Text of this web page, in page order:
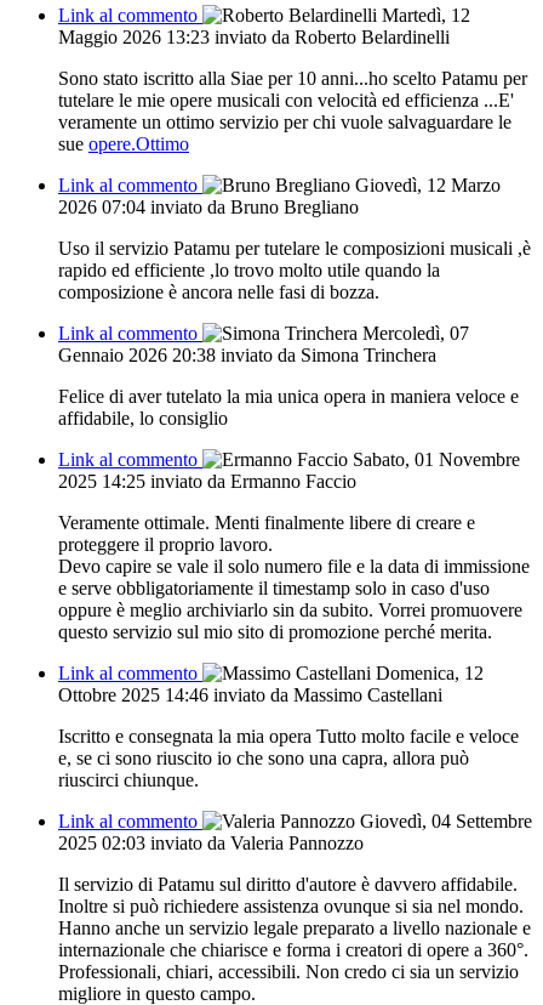
Link al commento
Martedì, 12
Maggio 2026 13:23 inviato da Roberto Belardinelli
Sono stato iscritto alla Siae per 10 anni...ho scelto Patamu per
tutelare le mie opere musicali con velocità ed efficienza ...E'
veramente un ottimo servizio per chi vuole salvaguardare le
sue opere.Ottimo
Link al commento
Giovedì, 12 Marzo
2026 07:04 inviato da Bruno Bregliano
Uso il servizio Patamu per tutelare le composizioni musicali ,è
rapido ed efficiente ,lo trovo molto utile quando la
composizione è ancora nelle fasi di bozza.
Link al commento
Mercoledì, 07
Gennaio 2026 20:38 inviato da Simona Trinchera
Felice di aver tutelato la mia unica opera in maniera veloce e
affidabile, lo consiglio
Link al commento
Sabato, 01 Novembre
2025 14:25 inviato da Ermanno Faccio
Veramente ottimale. Menti finalmente libere di creare e
proteggere il proprio lavoro.
Devo capire se vale il solo numero file e la data di immissione
e serve obbligatoriamente il timestamp solo in caso d'uso
oppure è meglio archiviarlo sin da subito. Vorrei promuovere
questo servizio sul mio sito di promozione perché merita.
Link al commento
Domenica, 12
Ottobre 2025 14:46 inviato da Massimo Castellani
Iscritto e consegnata la mia opera Tutto molto facile e veloce
e, se ci sono riuscito io che sono una capra, allora può
riuscirci chiunque.
Link al commento
Giovedì, 04 Settembre
2025 02:03 inviato da Valeria Pannozzo
Il servizio di Patamu sul diritto d'autore è davvero affidabile.
Inoltre si può richiedere assistenza ovunque si sia nel mondo.
Hanno anche un servizio legale preparato a livello nazionale e
internazionale che chiarisce e forma i creatori di opere a 360°.
Professionali, chiari, accessibili. Non credo ci sia un servizio
migliore in questo campo.